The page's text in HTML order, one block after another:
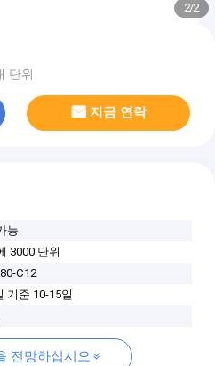
2/2
단위
지금 연락
능
3000 단위
C12
기준 10-15일
전망하십시오